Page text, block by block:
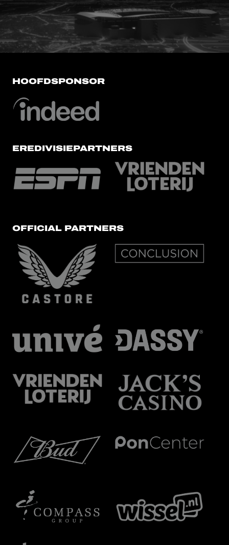
FC Utrecht<br>vanuit<br>het
HOOFDSPONSOR
EREDIVISIEPARTNERS
OFFICIAL PARTNERS